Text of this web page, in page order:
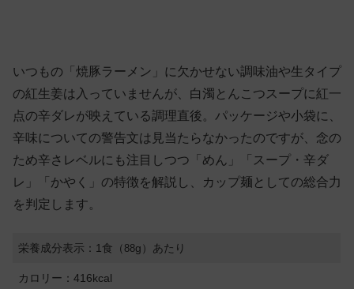
いつもの「焼豚ラーメン」に欠かせない調味油や生タイプ
の紅生姜は入っていませんが、白濁とんこつスープに紅一
点の辛ダレが映えている調理直後。パッケージや小袋に、
辛味についての警告文は見当たらなかったのですが、念の
ため辛さレベルにも注目しつつ「めん」「スープ・辛ダ
レ」「かやく」の特徴を解説し、カップ麺としての総合力
を判定します。
栄養成分表示：1食（ 88g）あたり
カロリー：416kcal